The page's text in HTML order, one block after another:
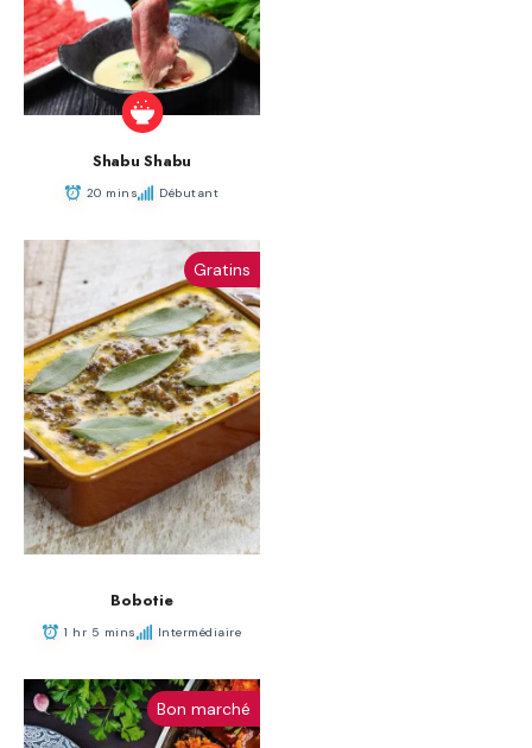
Shabu Shabu
20 mins Débutant
Gratins
Bobotie
1 hr 5 mins Intermédiaire
Bon marché